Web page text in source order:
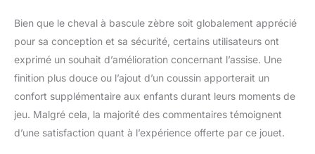
Bien que le cheval à bascule zèbre soit globalement apprécié
pour sa conception et sa sécurité, certains utilisateurs ont
exprimé un souhait d’amélioration concernant l’assise. Une
finition plus douce ou l’ajout d’un coussin apporterait un
confort supplémentaire aux enfants durant leurs moments de
jeu. Malgré cela, la majorité des commentaires témoignent
d’une satisfaction quant à l’expérience offerte par ce jouet.